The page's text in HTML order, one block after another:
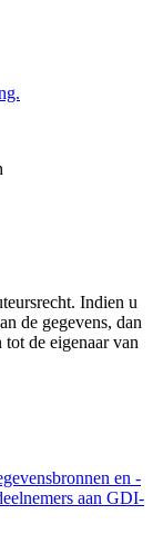
Indien u
de gegevens, dan
de eigenaar van
en -
aan GDI-